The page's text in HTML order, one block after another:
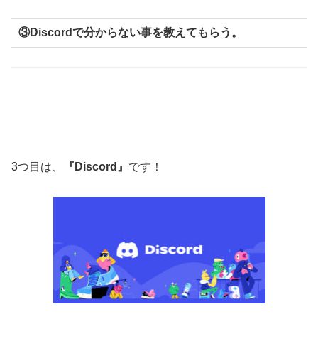
③Discordで分からない事を教えてもらう。
3つ目は、 『Discord』 です！